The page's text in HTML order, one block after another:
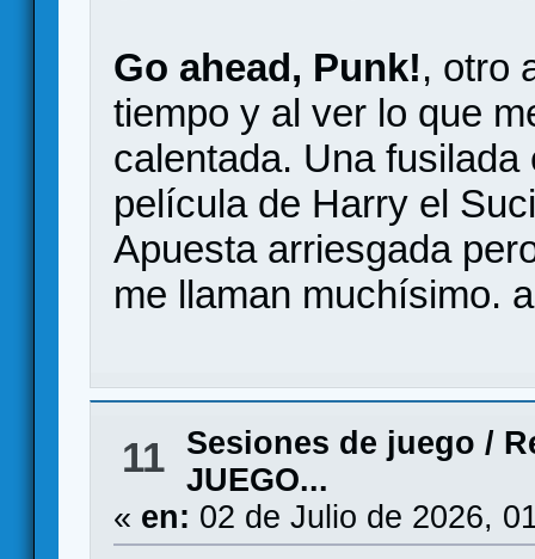
Go ahead, Punk!, otro
tiempo y al ver lo que
calentada. Una
película de Harry el
Apuesta arriesgada
me llaman muchísimo.
11 Sesiones de juego /
JUEGO...
« en: 02 de Julio de 2026,